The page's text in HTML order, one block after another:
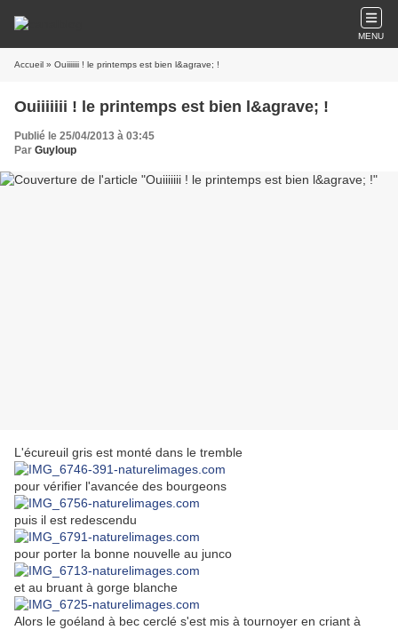
MENU
Accueil » Ouiiiiiii ! le printemps est bien l&agrave; !
Ouiiiiiii ! le printemps est bien l&agrave; !
Publié le 25/04/2013 à 03:45
Par Guyloup
L'écureuil gris est monté dans le tremble
pour vérifier l'avancée des bourgeons
puis il est redescendu
pour porter la bonne nouvelle au junco
et au bruant à gorge blanche
Alors le goéland à bec cerclé s'est mis à tournoyer en criant à